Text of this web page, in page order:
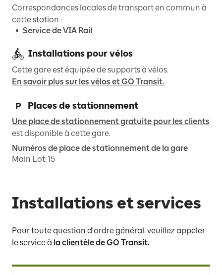
Correspondances locales de transport en commun à
cette station :
Service de VIA Rail
Installations pour vélos
Cette gare est équipée de supports à vélos.
En savoir plus sur les vélos et GO Transit.
Places de stationnement
Une place de stationnement gratuite pour les clients
est disponible à cette gare.
Numéros de place de stationnement de la gare
Main Lot:15
Installations et services
Pour toute question d'ordre général, veuillez appeler
le service à la clientèle de GO Transit.